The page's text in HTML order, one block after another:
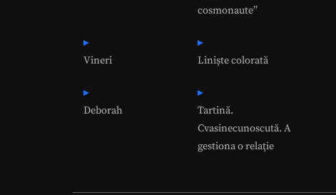
cosmonaute”
Vineri Liniște colorată
Deborah
Tartină.
Cvasinecunoscută. A
gestiona o relaţie